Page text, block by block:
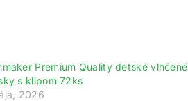
Premium Quality detské vlhčené
s klipom 72ks
2026